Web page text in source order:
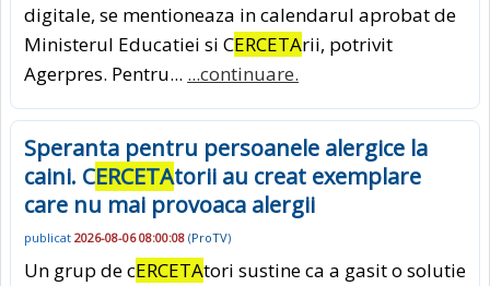
digitale, se mentioneaza in calendarul aprobat de
Ministerul Educatiei si CERCETArii, potrivit
Agerpres. Pentru... ...continuare.
Speranta pentru persoanele alergice la
caini. CERCETAtorii au creat exemplare
care nu mai provoaca alergii
publicat 2026-08-06 08:00:08 (ProTV)
Un grup de cERCETAtori sustine ca a gasit o solutie